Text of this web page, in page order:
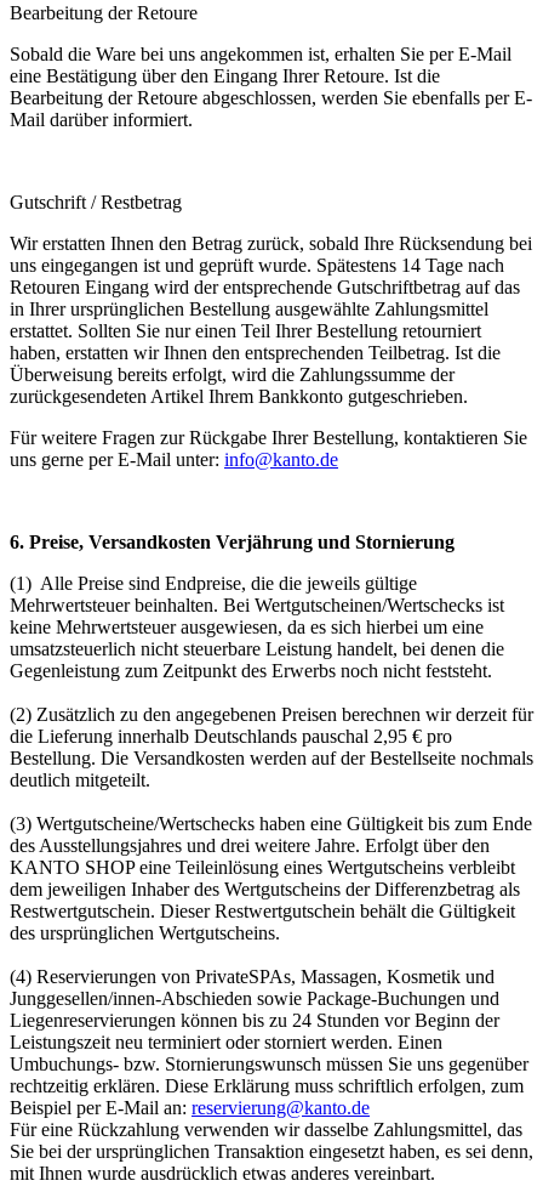
Bearbeitung der Retoure
Sobald die Ware bei uns angekommen ist, erhalten Sie per E-Mail
eine Bestätigung über den Eingang Ihrer Retoure. Ist die
Bearbeitung der Retoure abgeschlossen, werden Sie ebenfalls per E-
Mail darüber informiert.
Gutschrift / Restbetrag
Wir erstatten Ihnen den Betrag zurück, sobald Ihre Rücksendung bei
uns eingegangen ist und geprüft wurde. Spätestens 14 Tage nach
Retouren Eingang wird der entsprechende Gutschriftbetrag auf das
in Ihrer ursprünglichen Bestellung ausgewählte Zahlungsmittel
erstattet. Sollten Sie nur einen Teil Ihrer Bestellung retourniert
haben, erstatten wir Ihnen den entsprechenden Teilbetrag. Ist die
Überweisung bereits erfolgt, wird die Zahlungssumme der
zurückgesendeten Artikel Ihrem Bankkonto gutgeschrieben.
Für weitere Fragen zur Rückgabe Ihrer Bestellung, kontaktieren Sie
uns gerne per E-Mail unter: info@kanto.de
6. Preise, Versandkosten Verjährung und Stornierung
(1) Alle Preise sind Endpreise, die die jeweils gültige
Mehrwertsteuer beinhalten. Bei Wertgutscheinen/Wertschecks ist
keine Mehrwertsteuer ausgewiesen, da es sich hierbei um eine
umsatzsteuerlich nicht steuerbare Leistung handelt, bei denen die
Gegenleistung zum Zeitpunkt des Erwerbs noch nicht feststeht.
(2) Zusätzlich zu den angegebenen Preisen berechnen wir derzeit für
die Lieferung innerhalb Deutschlands pauschal 2,95 € pro
Bestellung. Die Versandkosten werden auf der Bestellseite nochmals
deutlich mitgeteilt.
(3) Wertgutscheine/Wertschecks haben eine Gültigkeit bis zum Ende
des Ausstellungsjahres und drei weitere Jahre. Erfolgt über den
KANTO SHOP eine Teileinlösung eines Wertgutscheins verbleibt
dem jeweiligen Inhaber des Wertgutscheins der Differenzbetrag als
Restwertgutschein. Dieser Restwertgutschein behält die Gültigkeit
des ursprünglichen Wertgutscheins.
(4) Reservierungen von PrivateSPAs, Massagen, Kosmetik und
Junggesellen/innen-Abschieden sowie Package-Buchungen und
Liegenreservierungen können bis zu 24 Stunden vor Beginn der
Leistungszeit neu terminiert oder storniert werden. Einen
Umbuchungs- bzw. Stornierungswunsch müssen Sie uns gegenüber
rechtzeitig erklären. Diese Erklärung muss schriftlich erfolgen, zum
Beispiel per E-Mail an: reservierung@kanto.de
Für eine Rückzahlung verwenden wir dasselbe Zahlungsmittel, das
Sie bei der ursprünglichen Transaktion eingesetzt haben, es sei denn,
mit Ihnen wurde ausdrücklich etwas anderes vereinbart.